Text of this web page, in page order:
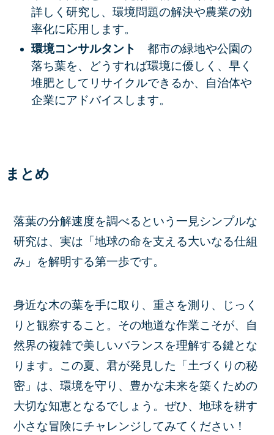
詳しく研究し、環境問題の解決や農業の効
率化に応用します。
環境コンサルタント 都市の緑地や公園の
落ち葉を、どうすれば環境に優しく、早く
堆肥としてリサイクルできるか、自治体や
企業にアドバイスします。
まとめ
落葉の分解速度を調べるという一見シンプルな
研究は、実は「地球の命を支える大いなる仕組
み」を解明する第一歩です。
身近な木の葉を手に取り、重さを測り、じっく
りと観察すること。その地道な作業こそが、自
然界の複雑で美しいバランスを理解する鍵とな
ります。この夏、君が発見した「土づくりの秘
密」は、環境を守り、豊かな未来を築くための
大切な知恵となるでしょう。ぜひ、地球を耕す
小さな冒険にチャレンジしてみてください！